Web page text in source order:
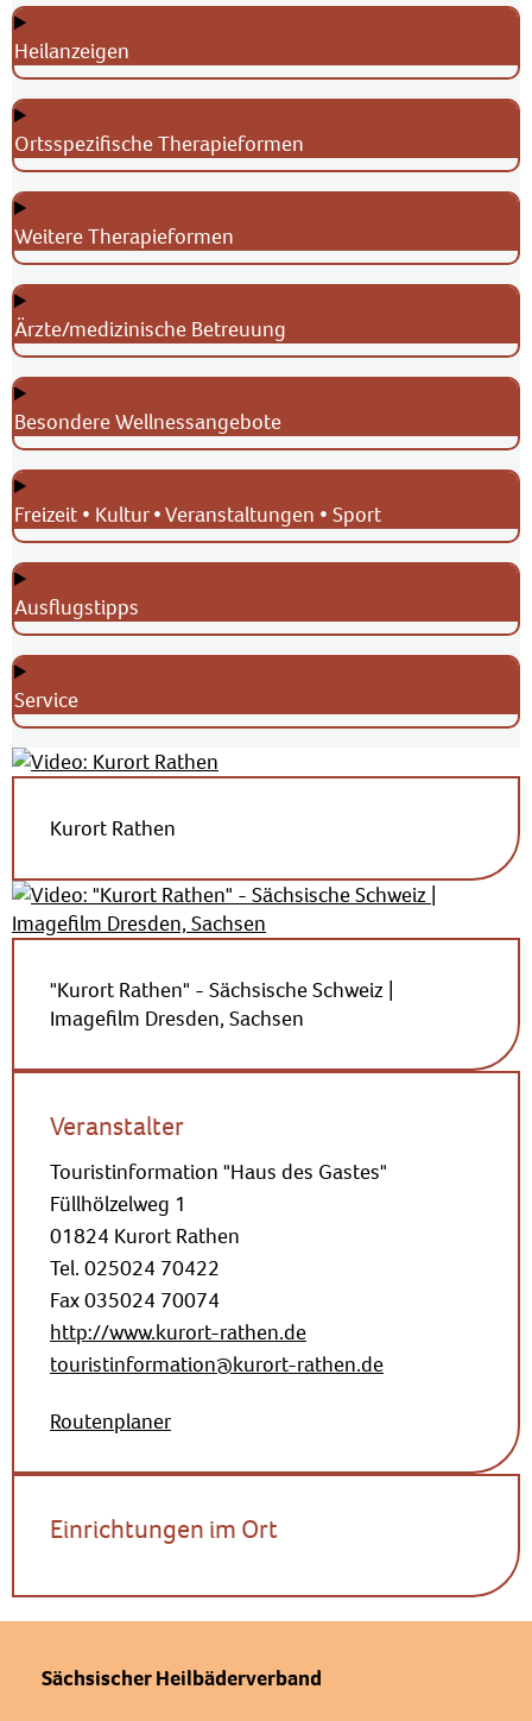
Heilanzeigen
Ortsspezifische Therapieformen
Weitere Therapieformen
Ärzte/medizinische Betreuung
Besondere Wellnessangebote
Freizeit • Kultur • Veranstaltungen • Sport
Ausflugstipps
Service
Kurort Rathen
"Kurort Rathen" - Sächsische Schweiz |
Imagefilm Dresden, Sachsen
Veranstalter
Touristinformation "Haus des Gastes"
Füllhölzelweg 1
01824 Kurort Rathen
Tel. 025024 70422
Fax 035024 70074
http://www.kurort-rathen.de
touristinformation@kurort-rathen.de
Routenplaner
Einrichtungen im Ort
Sächsischer Heilbäderverband